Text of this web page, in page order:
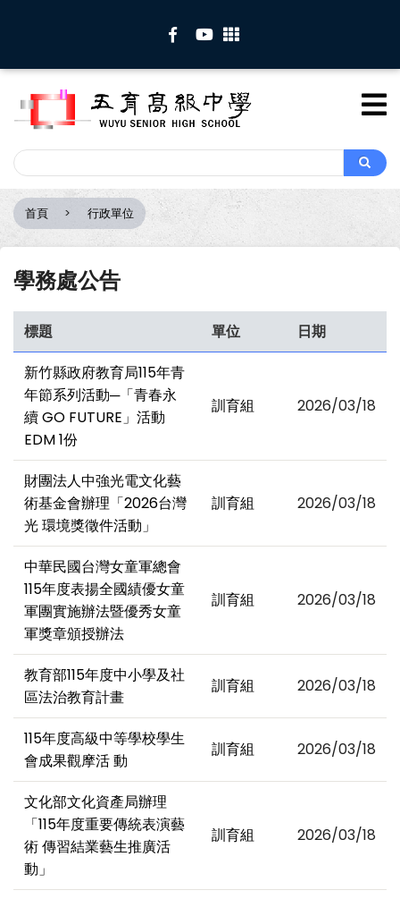
內
Search
Search
導
航
結
首頁 行政單位
學務處公告
標題 單位
日期
新竹縣政府教育局115年青
年節系列活動─「青春永
續 GO FUTURE」活動
EDM 1份
訓育組 2026/03/18
財團法人中強光電文化藝
術基金會辦理「2026台灣
光 環境獎徵件活動」
訓育組 2026/03/18
中華民國台灣女童軍總會
115年度表揚全國績優女童
軍團實施辦法暨優秀女童
軍獎章頒授辦法
訓育組 2026/03/18
教育部115年度中小學及社
區法治教育計畫
訓育組 2026/03/18
115年度高級中等學校學生
會成果觀摩活 動
訓育組 2026/03/18
文化部文化資產局辦理
「115年度重要傳統表演藝
術 傳習結業藝生推廣活
動」
訓育組 2026/03/18